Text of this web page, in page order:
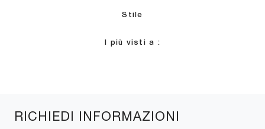
Stile
I più visti a :
RICHIEDI INFORMAZIONI